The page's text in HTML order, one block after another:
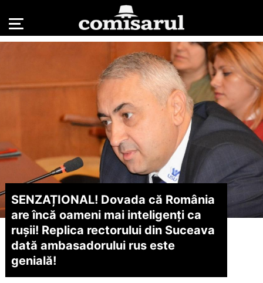
SENZAȚIONAL! Dovada că România
are încă oameni mai inteligenți ca
rușii! Replica rectorului din Suceava
dată ambasadorului rus este
genială!